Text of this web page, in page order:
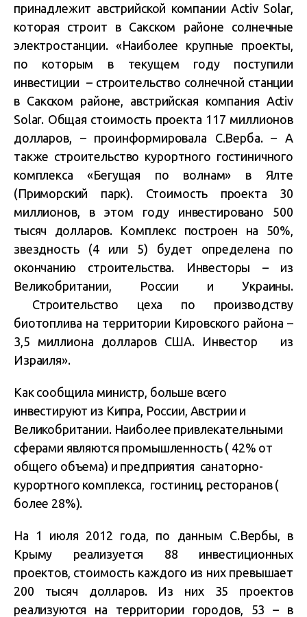
принадлежит австрийской компании Activ Solar,
которая строит в Сакском районе солнечные
электростанции. «Наиболее крупные проекты,
по которым в текущем году поступили
инвестиции – строительство солнечной станции
в Сакском районе, австрийская компания Activ
Solar. Общая стоимость проекта 117 миллионов
долларов, – проинформировала С.Верба. – А
также строительство курортного гостиничного
комплекса «Бегущая по волнам» в Ялте
(Приморский парк). Стоимость проекта 30
миллионов, в этом году инвестировано 500
тысяч долларов. Комплекс построен на 50%,
звездность (4 или 5) будет определена по
окончанию строительства. Инвесторы – из
Великобритании, России и Украины.
Строительство цеха по производству
биотоплива на территории Кировского района –
3,5 миллиона долларов США. Инвестор из
Израиля».
Как сообщила министр, больше всего
инвестируют из Кипра, России, Австрии и
Великобритании. Наиболее привлекательными
сферами являются промышленность ( 42% от
общего объема) и предприятия санаторно-
курортного комплекса, гостиниц, ресторанов (
более 28%).
На 1 июля 2012 года, по данным С.Вербы, в
Крыму реализуется 88 инвестиционных
проектов, стоимость каждого из них превышает
200 тысяч долларов. Из них 35 проектов
реализуются на территории городов, 53 – в